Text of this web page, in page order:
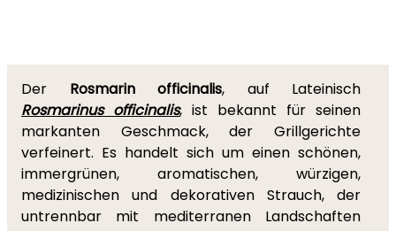
Der Rosmarin officinalis, auf Lateinisch
Rosmarinus officinalis, ist bekannt für seinen
markanten Geschmack, der Grillgerichte
verfeinert. Es handelt sich um einen schönen,
immergrünen, aromatischen, würzigen,
medizinischen und dekorativen Strauch, der
untrennbar mit mediterranen Landschaften